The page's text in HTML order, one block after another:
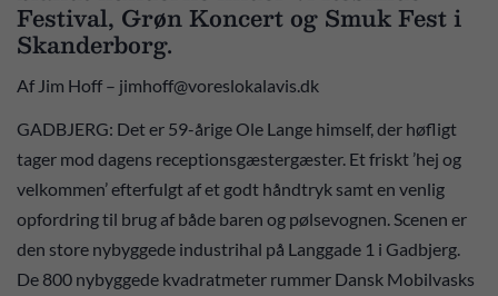
Festival, Grøn Koncert og Smuk Fest i
Skanderborg.
Af Jim Hoff – jimhoff@voreslokalavis.dk
GADBJERG: Det er 59-årige Ole Lange himself, der høfligt
tager mod dagens receptionsgæstergæster. Et friskt ’hej og
velkommen’ efterfulgt af et godt håndtryk samt en venlig
opfordring til brug af både baren og pølsevognen. Scenen er
den store nybyggede industrihal på Langgade 1 i Gadbjerg.
De 800 nybyggede kvadratmeter rummer Dansk Mobilvasks